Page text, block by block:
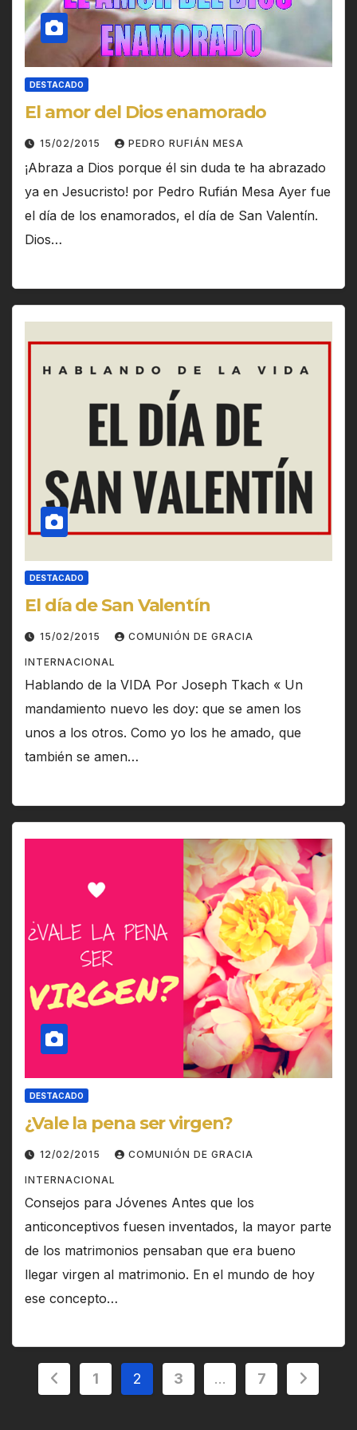
DESTACADO
El amor del Dios enamorado
15/02/2015 PEDRO RUFIÁN MESA
¡Abraza a Dios porque él sin duda te ha abrazado
ya en Jesucristo! por Pedro Rufián Mesa Ayer fue
el día de los enamorados, el día de San Valentín.
Dios…
DESTACADO
El día de San Valentín
15/02/2015 COMUNIÓN DE GRACIA
INTERNACIONAL
Hablando de la VIDA Por Joseph Tkach « Un
mandamiento nuevo les doy: que se amen los
unos a los otros. Como yo los he amado, que
también se amen…
DESTACADO
¿Vale la pena ser virgen?
12/02/2015 COMUNIÓN DE GRACIA
INTERNACIONAL
Consejos para Jóvenes Antes que los
anticonceptivos fuesen inventados, la mayor parte
de los matrimonios pensaban que era bueno
llegar virgen al matrimonio. En el mundo de hoy
ese concepto…
Paginación
1 2 3 … 7